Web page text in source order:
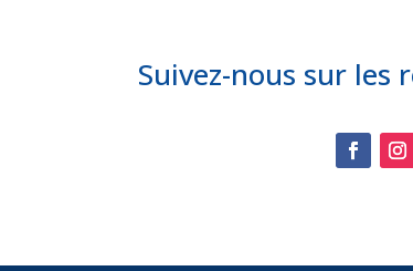
Suivez-nous sur les